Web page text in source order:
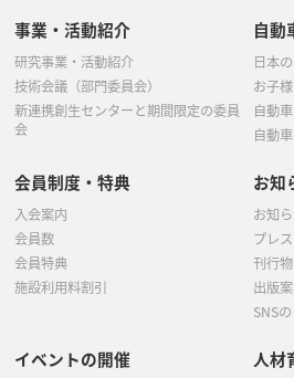
事業・活動紹介
研究事業・活動紹介
技術会議（部門委員会）
新連携創生センターと期間限定の委員
会
自動
日本
お子
自動
自動
会員制度・特典
入会案内
会員数
会員特典
施設利用料割引
お知
お知
プレ
刊行
出版
SNS
イベントの開催 人材